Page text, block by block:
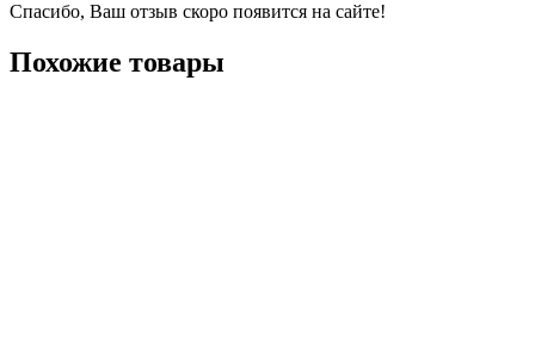
Спасибо, Ваш отзыв скоро появится на сайте!
Похожие товары